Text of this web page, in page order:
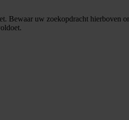
Bewaar uw zoekopdracht hierboven